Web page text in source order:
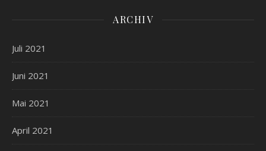
ARCHIV
Juli 2021
Juni 2021
Mai 2021
April 2021